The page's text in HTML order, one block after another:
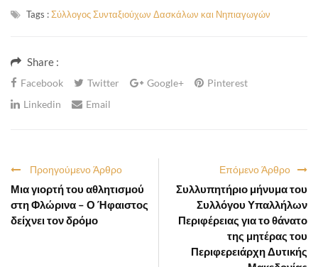
Tags :Σύλλογος Συνταξιούχων Δασκάλων και Νηπιαγωγών
Share :
Facebook Twitter Google+
Pinterest
Linkedin
Email
Επόμενο Άρθρο
Συλλυπητήριο μήνυμα του
Συλλόγου Υπαλλήλων
Περιφέρειας για το θάνατο
της μητέρας του
Περιφερειάρχη Δυτικής
Προηγούμενο Άρθρο
Μια γιορτή του αθλητισμού
στη Φλώρινα – Ο Ήφαιστος
δείχνει τον δρόμο